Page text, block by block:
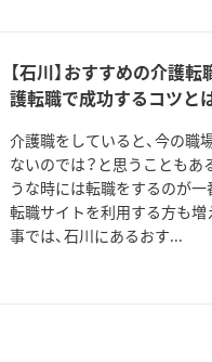
【石川】おすすめの介護転
護転職で成功するコツと
介護職をしていると、今の職
ないのでは？と思うこともあ
うな時には転職をするのが一
転職サイトを利用する方も増
事では、石川にあるおす...